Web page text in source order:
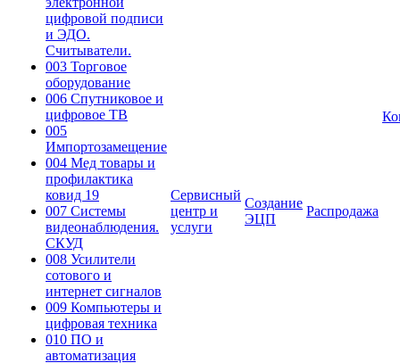
цифровой подписи
и ЭДО.
Считыватели.
003 Торговое
оборудование
006 Спутниковое и
цифровое ТВ
005
Импортозамещение
004 Мед товары и
профилактика
ковид 19
007 Системы
видеонаблюдения.
СКУД
008 Усилители
сотового и
интернет сигналов
009 Компьютеры и
цифровая техника
010 ПО и
автоматизация
Сервисный
центр и
услуги
Создание
ЭЦП
Распродажа